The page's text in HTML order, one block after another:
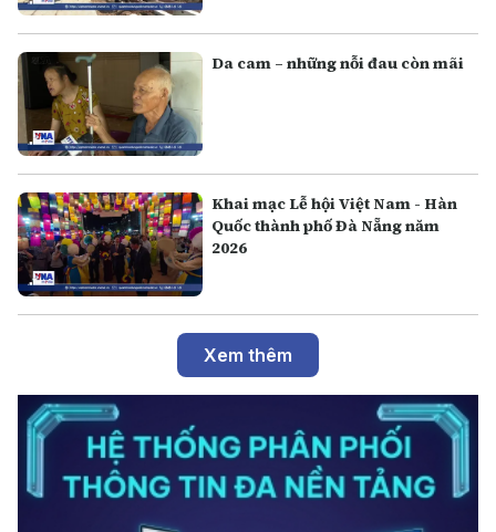
Da cam – những nỗi đau còn mãi
Khai mạc Lễ hội Việt Nam - Hàn
Quốc thành phố Đà Nẵng năm
2026
Xem thêm